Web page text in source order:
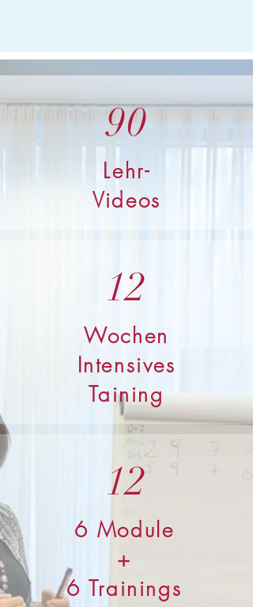
90
Lehr-
Videos
12
Wochen
Intensives
Taining
12
6 Module
+
6 Trainings